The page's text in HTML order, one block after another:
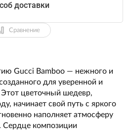
доставки
Сравнение
Gucci Bamboo — нежного и
для уверенной и
цветочный шедевр,
начинает свой путь с яркого
наполняет атмосферу
Сердце композиции